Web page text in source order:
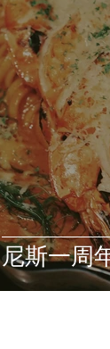
尼斯一周